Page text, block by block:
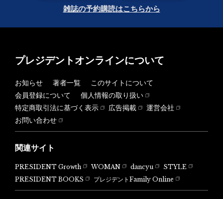
雑誌の予約購読はこちらから
プレジデントオンラインについて
お知らせ 著者一覧
このサイトについて
会員登録について
個人情報の取り扱い
特定商取引法に基づく表示
広告掲載
運営会社
お問い合わせ
関連サイト
PRESIDENT Growth WOMAN dancyu
STYLE
PRESIDENT BOOKS
プレジデントFamily Online